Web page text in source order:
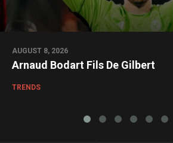
AUGUST 8, 2026
Arnaud Bodart Fils De Gilbert
TRENDS